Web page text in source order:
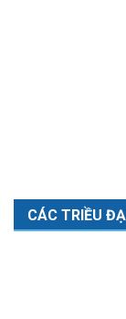
CÁC TRIỀU